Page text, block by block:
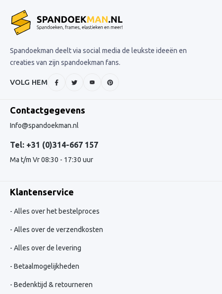
Spandoekman deelt via social media de leukste ideeën en
creaties van zijn spandoekman fans.
VOLG HEM
Contactgegevens
Info@spandoekman.nl
Tel: +31 (0)314-667 157
Ma t/m Vr 08:30 - 17:30 uur
Klantenservice
Alles over het bestelproces
Alles over de verzendkosten
Alles over de levering
Betaalmogelijkheden
Bedenktijd & retourneren